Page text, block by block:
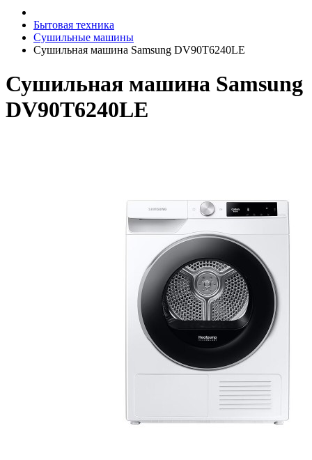
Бытовая техника
Сушильные машины
Сушильная машина Samsung DV90T6240LE
Сушильная машина Samsung
DV90T6240LE